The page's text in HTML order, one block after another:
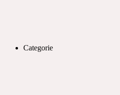
Categorie